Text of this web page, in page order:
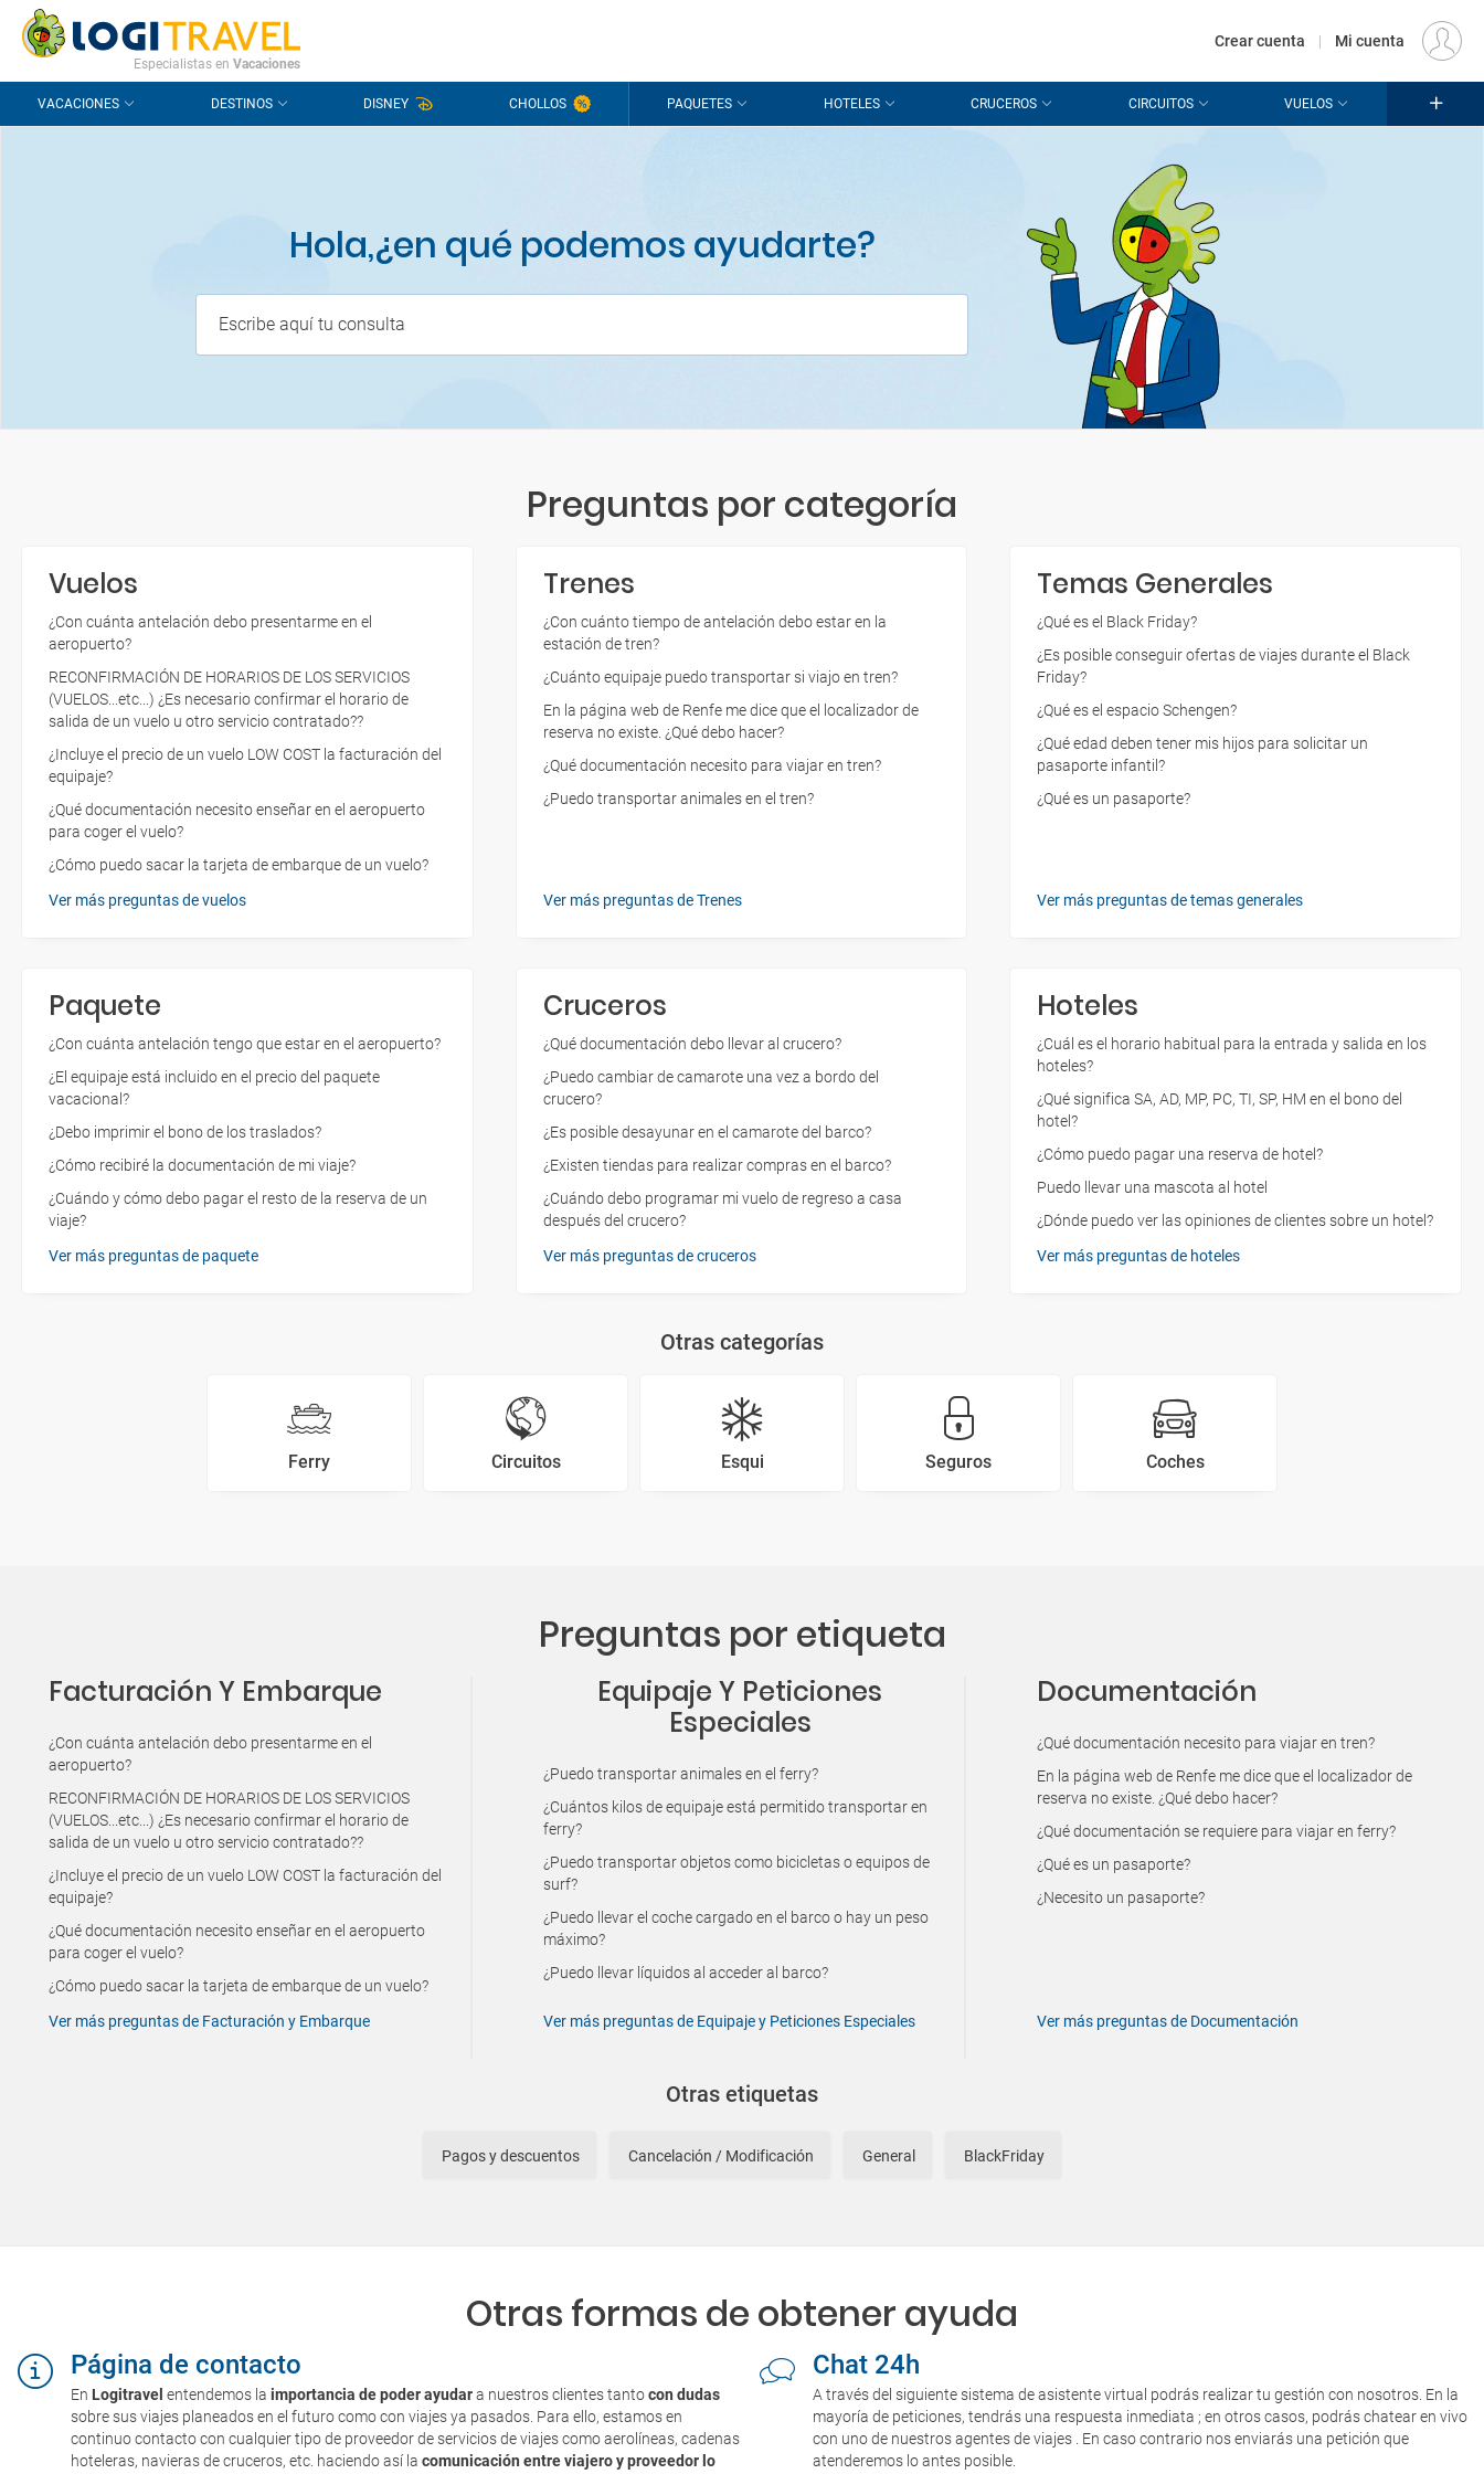
CONTACTO PREGUNTAS FRECUENTES EUR
Especialistas en Vacaciones
Crear cuenta | Mi cuenta
VACACIONES DESTINOS DISNEY CHOLLOS PAQUETES HOTELES CRUCEROS CIRCUITOS VUELOS
Hola,¿en qué podemos ayudarte?
Preguntas por categoría
Vuelos
¿Con cuánta antelación debo presentarme en el
aeropuerto?
RECONFIRMACIÓN DE HORARIOS DE LOS SERVICIOS
(VUELOS...etc...) ¿Es necesario confirmar el horario de
salida de un vuelo u otro servicio contratado??
¿Incluye el precio de un vuelo LOW COST la facturación del
equipaje?
¿Qué documentación necesito enseñar en el aeropuerto
para coger el vuelo?
¿Cómo puedo sacar la tarjeta de embarque de un vuelo?
Ver más preguntas de vuelos
Trenes
¿Con cuánto tiempo de antelación debo estar en la
estación de tren?
¿Cuánto equipaje puedo transportar si viajo en tren?
En la página web de Renfe me dice que el localizador de
reserva no existe. ¿Qué debo hacer?
¿Qué documentación necesito para viajar en tren?
¿Puedo transportar animales en el tren?
Ver más preguntas de Trenes
Temas Generales
¿Qué es el Black Friday?
¿Es posible conseguir ofertas de viajes durante el Black
Friday?
¿Qué es el espacio Schengen?
¿Qué edad deben tener mis hijos para solicitar un
pasaporte infantil?
¿Qué es un pasaporte?
Ver más preguntas de temas generales
Paquete
¿Con cuánta antelación tengo que estar en el aeropuerto?
¿El equipaje está incluido en el precio del paquete
vacacional?
¿Debo imprimir el bono de los traslados?
¿Cómo recibiré la documentación de mi viaje?
¿Cuándo y cómo debo pagar el resto de la reserva de un
viaje?
Ver más preguntas de paquete
Cruceros
¿Qué documentación debo llevar al crucero?
¿Puedo cambiar de camarote una vez a bordo del
crucero?
¿Es posible desayunar en el camarote del barco?
¿Existen tiendas para realizar compras en el barco?
¿Cuándo debo programar mi vuelo de regreso a casa
después del crucero?
Ver más preguntas de cruceros
Hoteles
¿Cuál es el horario habitual para la entrada y salida en los
hoteles?
¿Qué significa SA, AD, MP, PC, TI, SP, HM en el bono del
hotel?
¿Cómo puedo pagar una reserva de hotel?
Puedo llevar una mascota al hotel
¿Dónde puedo ver las opiniones de clientes sobre un hotel?
Ver más preguntas de hoteles
Otras categorías
Ferry Circuitos Esqui Seguros Coches
Preguntas por etiqueta
Facturación Y Embarque
¿Con cuánta antelación debo presentarme en el
aeropuerto?
RECONFIRMACIÓN DE HORARIOS DE LOS SERVICIOS
(VUELOS...etc...) ¿Es necesario confirmar el horario de
salida de un vuelo u otro servicio contratado??
¿Incluye el precio de un vuelo LOW COST la facturación del
equipaje?
¿Qué documentación necesito enseñar en el aeropuerto
para coger el vuelo?
¿Cómo puedo sacar la tarjeta de embarque de un vuelo?
Ver más preguntas de Facturación y Embarque
Equipaje Y Peticiones
Especiales
¿Puedo transportar animales en el ferry?
¿Cuántos kilos de equipaje está permitido transportar en
ferry?
¿Puedo transportar objetos como bicicletas o equipos de
surf?
¿Puedo llevar el coche cargado en el barco o hay un peso
máximo?
¿Puedo llevar líquidos al acceder al barco?
Ver más preguntas de Equipaje y Peticiones Especiales
Documentación
¿Qué documentación necesito para viajar en tren?
En la página web de Renfe me dice que el localizador de
reserva no existe. ¿Qué debo hacer?
¿Qué documentación se requiere para viajar en ferry?
¿Qué es un pasaporte?
¿Necesito un pasaporte?
Ver más preguntas de Documentación
Otras etiquetas
pagos y descuentos Cancelación / Modificación General BlackFriday
Otras formas de obtener ayuda
Página de contacto
En Logitravel entendemos la importancia de poder ayudara nuestros clientes tantocon dudas
sobre sus viajes planeados en el futuro como con viajes ya pasados. Para ello, estamos en
continuo contacto con cualquier tipo de proveedor de servicios de viajes como aerolíneas, cadenas
hoteleras, navieras de cruceros, etc. haciendo así la comunicación entre viajero y proveedor lo
Chat 24h
A través del siguiente sistema de asistente virtual podrás realizar tu gestión con nosotros. En la
mayoría de peticiones, tendrás una respuesta inmediata ; en otros casos, podrás chatear en vivo
con uno de nuestros agentes de viajes . En caso contrario nos enviarás una petición que
atenderemos lo antes posible.